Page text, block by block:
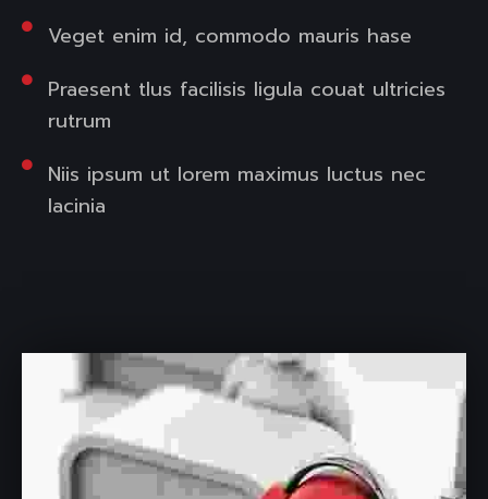
Veget enim id, commodo mauris hase
Praesent tlus facilisis ligula couat ultricies
rutrum
Niis ipsum ut lorem maximus luctus nec
lacinia